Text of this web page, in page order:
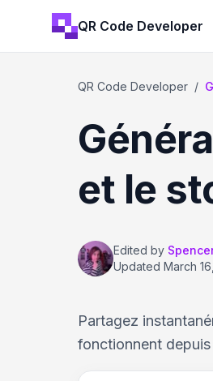
QR Code Developer
QR Code Developer /
et le
Edited by
Updated March
Partagez
fonctionnent